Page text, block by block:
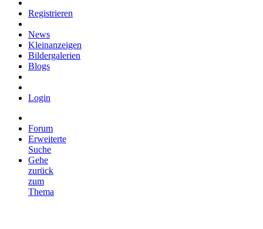
Registrieren
News
Kleinanzeigen
Bildergalerien
Blogs
Login
Forum
Erweiterte
Suche
Gehe
zurück
zum
Thema